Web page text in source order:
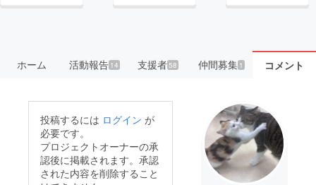
ホーム 活動報告14 支援者58 仲間募集 1 コメント
投稿するには ログイン が
必要です。
プロジェクトオーナーの承
認後に掲載されます。承認
された内容を削除すること